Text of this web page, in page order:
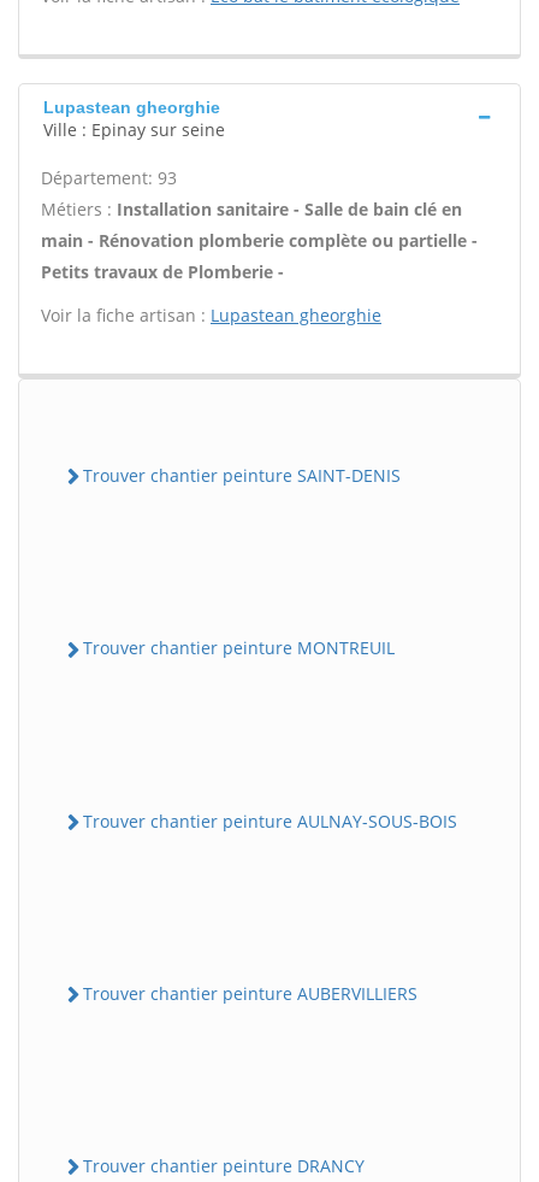
Lupastean gheorghie
Ville : Epinay sur seine
Département: 93
Métiers : Installation sanitaire - Salle de bain clé en
main - Rénovation plomberie complète ou partielle -
Petits travaux de Plomberie -
Voir la fiche artisan : Lupastean gheorghie
Trouver chantier peinture SAINT-DENIS
Trouver chantier peinture MONTREUIL
Trouver chantier peinture AULNAY-SOUS-BOIS
Trouver chantier peinture AUBERVILLIERS
Trouver chantier peinture DRANCY